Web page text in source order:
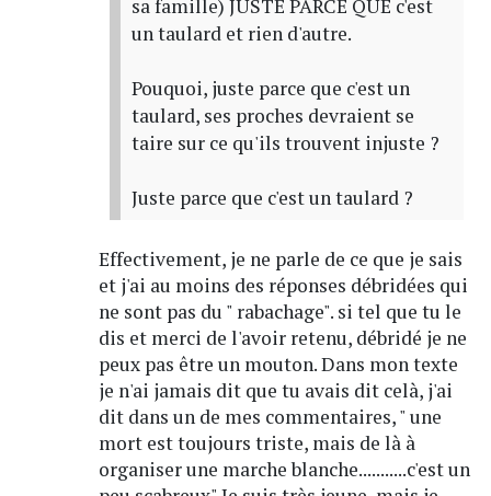
sa famille) JUSTE PARCE QUE c'est
un taulard et rien d'autre.
Pouquoi, juste parce que c'est un
taulard, ses proches devraient se
taire sur ce qu'ils trouvent injuste ?
Juste parce que c'est un taulard ?
Effectivement, je ne parle de ce que je sais
et j'ai au moins des réponses débridées qui
ne sont pas du " rabachage". si tel que tu le
dis et merci de l'avoir retenu, débridé je ne
peux pas être un mouton. Dans mon texte
je n'ai jamais dit que tu avais dit celà, j'ai
dit dans un de mes commentaires, " une
mort est toujours triste, mais de là à
organiser une marche blanche...........c'est un